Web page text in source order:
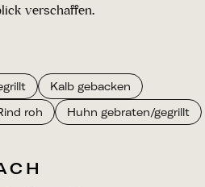
verschaffen.
Kalb gebacken
roh Huhn gebraten/gegrillt